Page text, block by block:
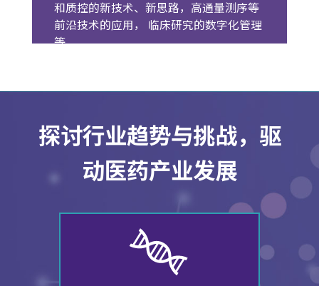
和质控的新技术、新思路，高通量测序等
前沿技术的应用， 临床研究的数字化管理
等
探讨行业趋势与挑战，驱
动医药产业发展